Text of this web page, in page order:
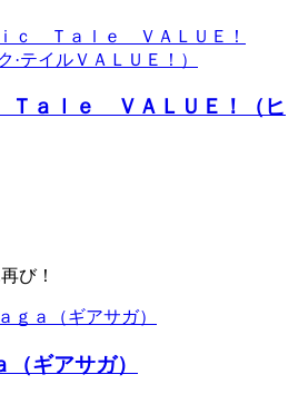
Ｔａｌｅ ＶＡＬＵＥ！（ヒ
び！
（ギアサガ）